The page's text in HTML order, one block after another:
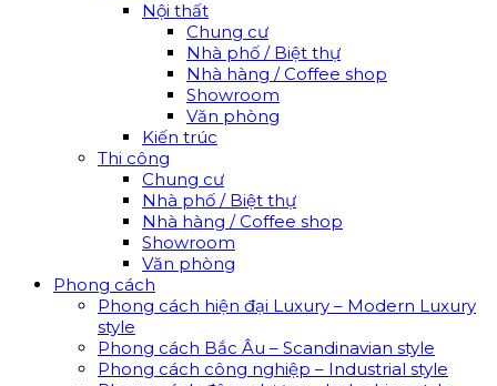
Nội thất
Chung cư
Nhà phố / Biệt thự
Nhà hàng / Coffee shop
Showroom
Văn phòng
Kiến trúc
Thi công
Chung cư
Nhà phố / Biệt thự
Nhà hàng / Coffee shop
Showroom
Văn phòng
Phong cách
Phong cách hiện đại Luxury – Modern Luxury
style
Phong cách Bắc Âu – Scandinavian style
Phong cách công nghiệp – Industrial style